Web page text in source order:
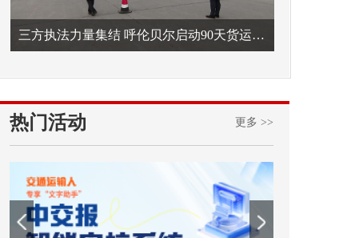
三方执法力量集结 呼伦贝尔启动90天货运车辆违法专项整治
热门活动 更多 >>